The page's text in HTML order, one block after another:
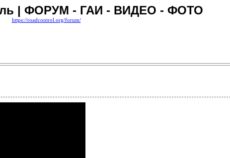
| ФОРУМ - ГАИ - ВИДЕО - ФОТО
https://roadcontrol.org/forum/